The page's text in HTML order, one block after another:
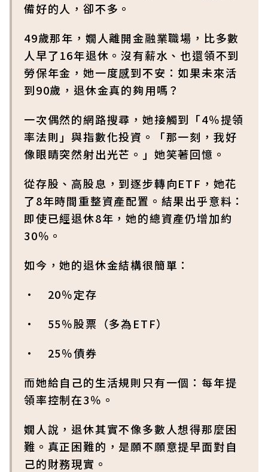
備好的人，卻不多。
49歲那年，嫺人離開金融業職場，比多數
人早了16年退休。沒有薪水、也還領不到
勞保年金，她一度感到不安：如果未來活
到90歲，退休金真的夠用嗎？
一次偶然的網路搜尋，她接觸到「4％提領
率法則」與指數化投資。「那一刻，我好
像眼睛突然射出光芒。」她笑著回憶。
從存股、高股息，到逐步轉向ETF，她花
了8年時間重整資產配置。結果出乎意料：
即使已經退休8年，她的總資產仍增加約
30％。
如今，她的退休金結構很簡單：
• 20％定存
• 55％股票（多為ETF）
• 25％債券
而她給自己的生活規則只有一個：每年提
領率控制在3％。
嫺人說，退休其實不像多數人想得那麼困
難。真正困難的，是願不願意提早面對自
己的財務現實。